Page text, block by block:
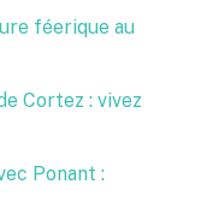
féerique au
Cortez : vivez
Ponant :